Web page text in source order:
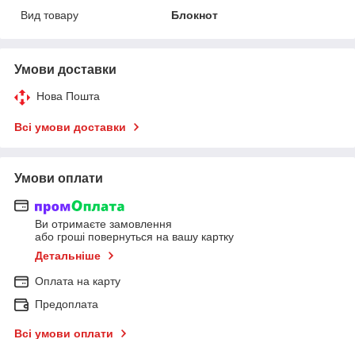
Вид товару
Блокнот
Умови доставки
Нова Пошта
Всі умови доставки
Умови оплати
Ви отримаєте замовлення
або гроші повернуться на вашу картку
Детальніше
Оплата на карту
Предоплата
Всі умови оплати